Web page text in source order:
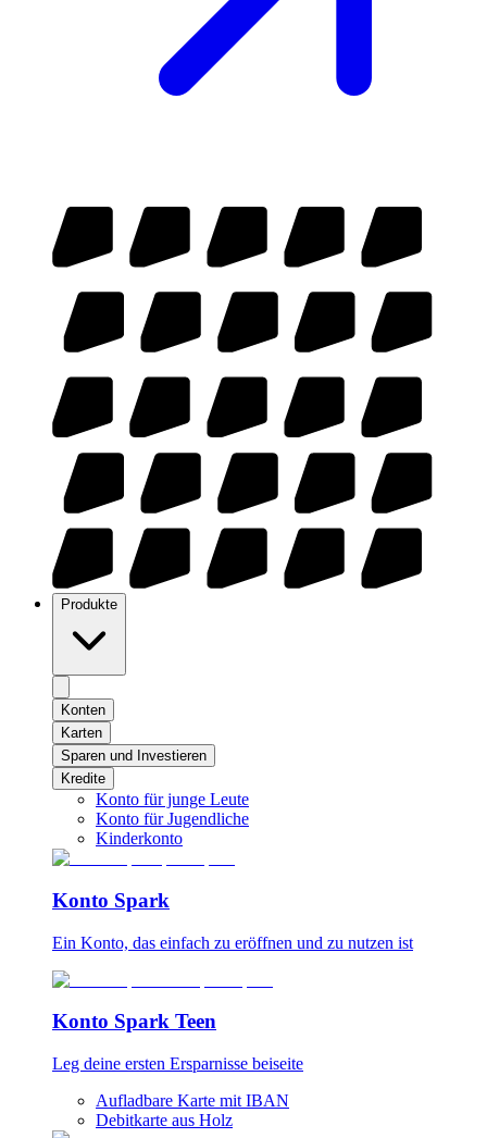
Produkte
Konten
Karten
Sparen und Investieren
Kredite
Konto für junge Leute
Konto für Jugendliche
Kinderkonto
Konto Spark
Ein Konto, das einfach zu eröffnen und zu nutzen ist
Konto Spark Teen
Leg deine ersten Ersparnisse beiseite
Aufladbare Karte mit IBAN
Debitkarte aus Holz